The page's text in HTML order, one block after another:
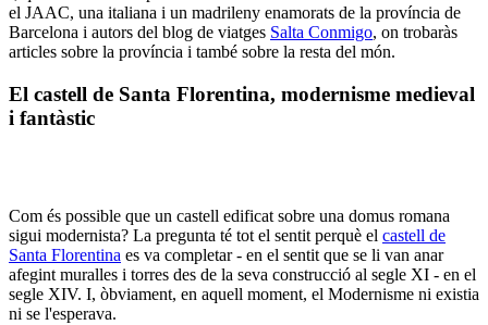
el JAAC, una italiana i un madrileny enamorats de la província de
Barcelona i autors del blog de viatges Salta Conmigo, on trobaràs
articles sobre la província i també sobre la resta del món.
El castell de Santa Florentina, modernisme medieval
i fantàstic
Com és possible que un castell edificat sobre una domus romana
sigui modernista? La pregunta té tot el sentit perquè el castell de
Santa Florentina es va completar - en el sentit que se li van anar
afegint muralles i torres des de la seva construcció al segle XI - en el
segle XIV. I, òbviament, en aquell moment, el Modernisme ni existia
ni se l'esperava.